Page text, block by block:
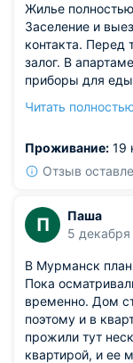
Жилье
Заселение и
контакта. Перед
залог. В
приборы для
обычно не
менеджером
оперативно
Читать
Проживание: 19
Отзыв
П
Паша
5
В Мурманск
Пока
временно. Дом
поэтому и в
прожили тут
квартирой, и ее